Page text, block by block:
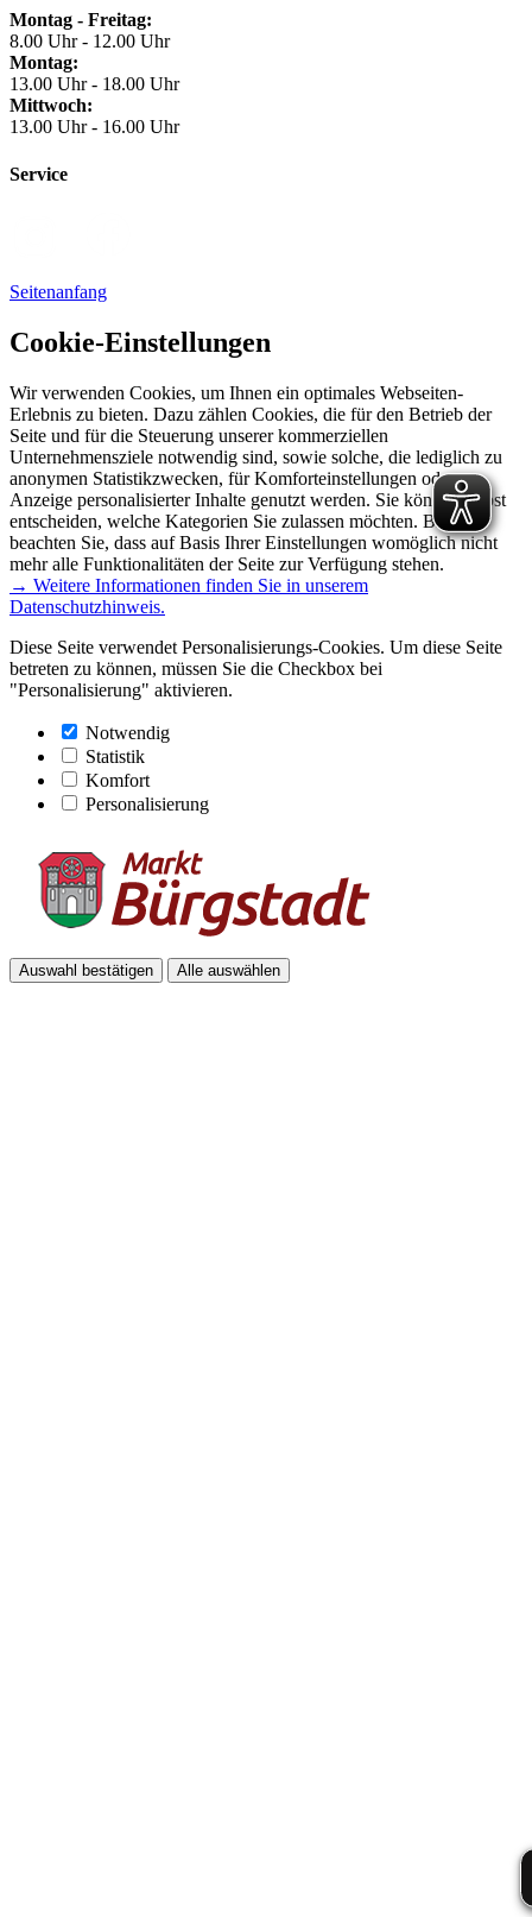
Montag - Freitag:
8.00 Uhr - 12.00 Uhr
Montag:
13.00 Uhr - 18.00 Uhr
Mittwoch:
13.00 Uhr - 16.00 Uhr
Service
Seitenanfang
Cookie-Einstellungen
Wir verwenden Cookies, um Ihnen ein optimales Webseiten-
Erlebnis zu bieten. Dazu zählen Cookies, die für den Betrieb der
Seite und für die Steuerung unserer kommerziellen
Unternehmensziele notwendig sind, sowie solche, die lediglich zu
anonymen Statistikzwecken, für Komforteinstellungen oder zur
Anzeige personalisierter Inhalte genutzt werden. Sie können selbst
entscheiden, welche Kategorien Sie zulassen möchten. Bitte
beachten Sie, dass auf Basis Ihrer Einstellungen womöglich nicht
mehr alle Funktionalitäten der Seite zur Verfügung stehen.
→ Weitere Informationen finden Sie in unserem
Datenschutzhinweis.
Diese Seite verwendet Personalisierungs-Cookies. Um diese Seite
betreten zu können, müssen Sie die Checkbox bei
"Personalisierung" aktivieren.
Notwendig
Statistik
Komfort
Personalisierung
Auswahl bestätigen Alle auswählen